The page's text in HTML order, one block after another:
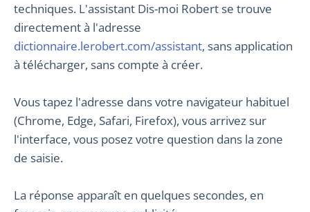
techniques. L'assistant Dis-moi Robert se trouve
directement à l'adresse
dictionnaire.lerobert.com/assistant, sans application
à télécharger, sans compte à créer.
Vous tapez l'adresse dans votre navigateur habituel
(Chrome, Edge, Safari, Firefox), vous arrivez sur
l'interface, vous posez votre question dans la zone
de saisie.
La réponse apparaît en quelques secondes, en